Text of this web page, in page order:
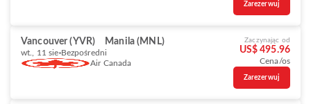
Zarezerwuj
Vancouver (YVR) Manila (MNL)
wt., 11 sie Bezpośredni
Air Canada
Zaczynając od
US$ 495.96
Cena/os
Zarezerwuj